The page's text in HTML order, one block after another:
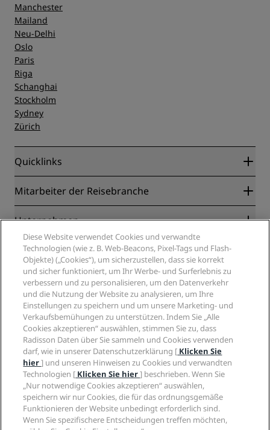
Manchester
Mailand
Neu-Delhi
Oslo
Paris
Riga
Schanghai
Stockholm
Sydney
Zürich
Quicklinks
Radisson Rewards
Blog
Neue und aufstrebende Hotels
Radisson Hotels APP
„Sports Approved“-Hotels
Familienfreundliche Hotels
Gesundheit & Sicherheit
Mitarbeiter der Reisebranche
Partner
Reisebüros
Unternehmen
Radisson Hotel Group
Medien
Karriere RHG
Karriere PPHE
Karrieren EHL
The Club by RHG
Entwicklungsmöglichkeiten
Responsible Business – Unser Engagement
Einkauf
Rechtliches
Privacy Centre
Rechtliche Hinweise
Radisson Rewards Geschäftsbedingungen
Website-Nutzungsvereinbarung
Digitale Barrierefreiheit
Moderne Sklaverei – Erklärung
Hilfe
Verbrauchermeldungen
Kontakt
FAQ
Inhaltsübersicht
Soziale Medien
Marken von Radisson Hotels
Diese Website verwendet Cookies und verwandte
Technologien (wie z. B. Web-Beacons, Pixel-Tags und Flash-
Objekte) („Cookies“), um sicherzustellen, dass sie korrekt
und sicher funktioniert, um Ihr Werbe- und Surferlebnis zu
verbessern und zu personalisieren, um den Datenverkehr
und die Nutzung der Website zu analysieren, um Ihre
Einstellungen zu speichern und um unsere Marketing- und
Verkaufsbemühungen zu unterstützen. Indem Sie „Alle
Cookies akzeptieren“ auswählen, stimmen Sie zu, dass
Radisson Daten über Sie sammeln und Cookies verwenden
darf, wie in unserer Datenschutzerklärung [ Klicken Sie
hier] und unseren Hinweisen zu Cookies und verwandten
Technologien [ Klicken Sie hier] beschrieben. Wenn Sie
„Nur notwendige Cookies akzeptieren“ auswählen,
speichern wir nur Cookies, die für das ordnungsgemäße
Funktionieren der Website unbedingt erforderlich sind.
Wenn Sie spezifischere Entscheidungen treffen möchten,